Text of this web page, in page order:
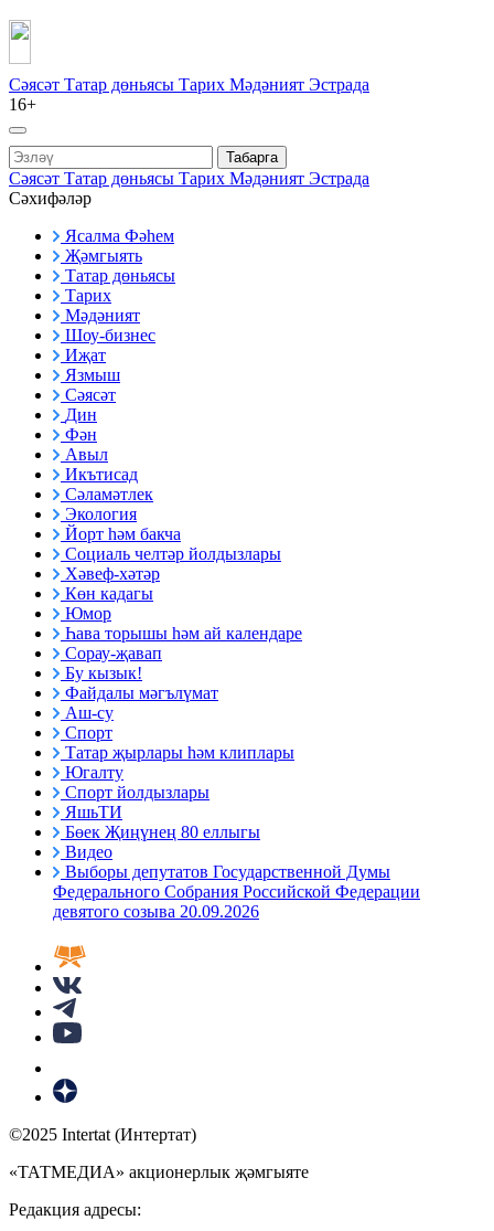
Сәясәт Татар дөньясы Тарих Мәдәният Эстрада
16+
Табарга
Сәясәт Татар дөньясы Тарих Мәдәният Эстрада
Сәхифәләр
Ясалма Фәһем
Җәмгыять
Татар дөньясы
Тарих
Мәдәният
Шоу-бизнес
Иҗат
Язмыш
Сәясәт
Дин
Фән
Авыл
Икътисад
Сәламәтлек
Экология
Йорт һәм бакча
Социаль челтәр йолдызлары
Хәвеф-хәтәр
Көн кадагы
Юмор
Һава торышы һәм ай календаре
Сорау-җавап
Бу кызык!
Файдалы мәгълүмат
Аш-су
Спорт
Татар җырлары һәм клиплары
Югалту
Спорт йолдызлары
ЯшьТИ
Бөек Җиңүнең 80 еллыгы
Видео
Выборы депутатов Государственной Думы
Федерального Собрания Российской Федерации
девятого созыва 20.09.2026
©2025 Intertat (Интертат)
«ТАТМЕДИА» акционерлык җәмгыяте
Редакция адресы: